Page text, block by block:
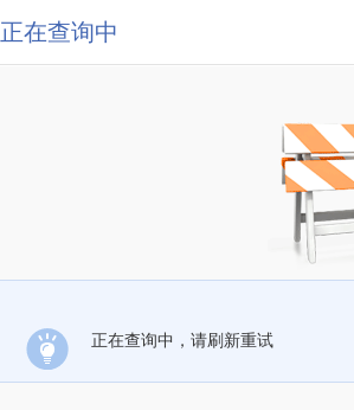
正在查询中
正在查询中，请刷新重试